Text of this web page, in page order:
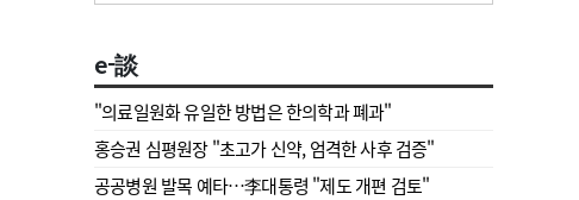
e-談
"의료일원화 유일한 방법은 한의학과 폐과"
홍승권 심평원장 " 초고가 신약, 엄격한 사후 검증"
공공병원 발목 예타…李대통령 "제도 개편 검토"